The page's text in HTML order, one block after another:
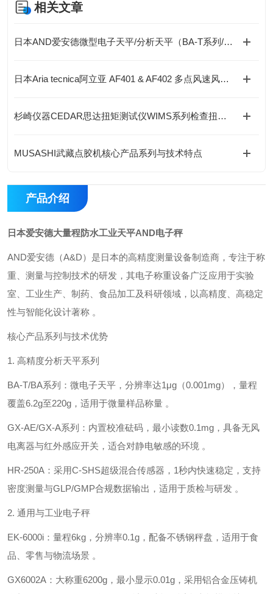
相关文章
日本AND爱安德微型电子天平/分析天平（BA-T系列/BA系列（A&D Borealis）
日本Aria tecnica阿立亚 AF401 & AF402 多点风速风量计测系统怎么选？
杉崎仪器CEDAR思达扭矩测试仪WIMS系列检查扭矩扳手的实际拧紧扭矩
MUSASHI武藏点胶机核心产品系列与技术特点
产品介绍
日本爱安德大量程防水工业天平AND电子秤
AND爱安德‌（A&D）是日本的高精度测量设备制造商，专注于称
重、测量与控制技术的研发，其电子称重设备广泛应用于‌实验
室、工业生产、制药、食品加工及科研领域‌，以高精度、高稳定
性与智能化设计著称 。
核心产品系列与技术优势
1. ‌高精度分析天平系列‌
‌BA-T/BA系列‌：微电子天平，分辨率达‌1μg（0.001mg）‌，量程
覆盖6.2g至220g，适用于微量样品称量 。
‌GX-AE/GX-A系列‌：内置校准砝码，最小读数‌0.1mg‌，具备无风
电离器与红外感应开关，适合对静电敏感的环境 。
‌HR-250A‌：采用‌C-SHS超级混合传感器‌，1秒内快速稳定，支持
密度测量与GLP/GMP合规数据输出，适用于质检与研发 。
2. ‌通用与工业电子秤‌
‌EK-6000i‌：量程‌6kg‌，分辨率‌0.1g‌，配备不锈钢秤盘，适用于食
品、零售与物流场景 。
‌GX6002A‌：大称重‌6200g‌，最小显示‌0.01g‌，采用铝合金压铸机